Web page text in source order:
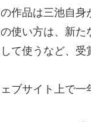
作品は三池自
使い方は、新
て使うなど、受
ブサイト上で